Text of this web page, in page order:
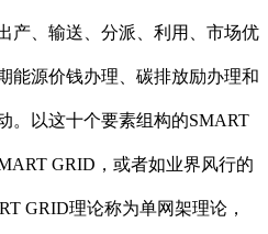
产、输送、分派、利用、市场优
能源价钱办理、碳排放励办理和
。以这十个要素组构的SMART
GRID，或者如业界风行的
GRID理论称为单网架理论，